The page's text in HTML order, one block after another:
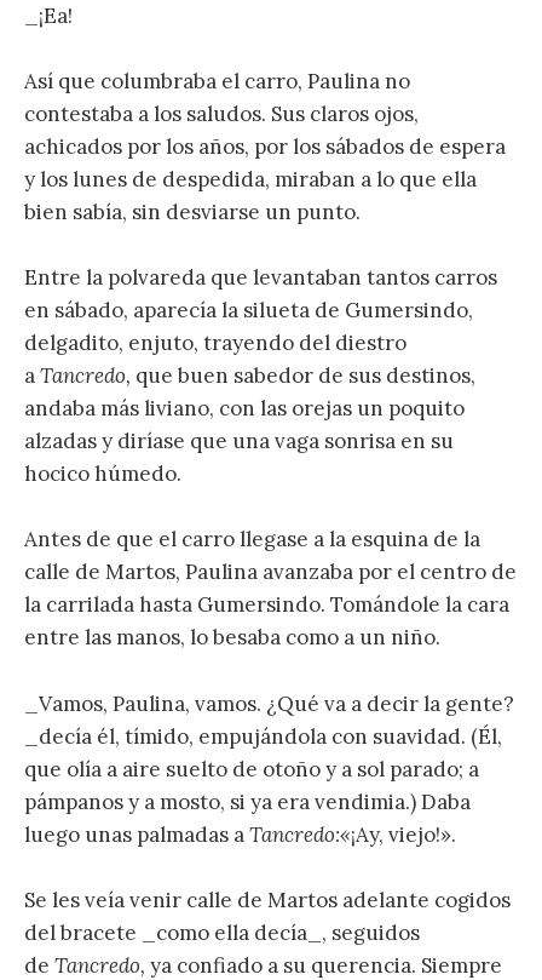
_¡Ea!
Así que columbraba el carro, Paulina no
contestaba a los saludos. Sus claros ojos,
achicados por los años, por los sábados de espera
y los lunes de despedida, miraban a lo que ella
bien sabía, sin desviarse un punto.
Entre la polvareda que levantaban tantos carros
en sábado, aparecía la silueta de Gumersindo,
delgadito, enjuto, trayendo del diestro
aTancredo, que buen sabedor de sus destinos,
andaba más liviano, con las orejas un poquito
alzadas y diríase que una vaga sonrisa en su
hocico húmedo.
Antes de que el carro llegase a la esquina de la
calle de Martos, Paulina avanzaba por el centro de
la carrilada hasta Gumersindo. Tomándole la cara
entre las manos, lo besaba como a un niño.
_Vamos, Paulina, vamos. ¿Qué va a decir la gente?
_decía él, tímido, empujándola con suavidad. (Él,
que olía a aire suelto de otoño y a sol parado; a
pámpanos y a mosto, si ya era vendimia.) Daba
luego unas palmadas aTancredo:«¡Ay, viejo!».
Se les veía venir calle de Martos adelante cogidos
del bracete _como ella decía_, seguidos
de Tancredo, ya confiado a su querencia. Siempre